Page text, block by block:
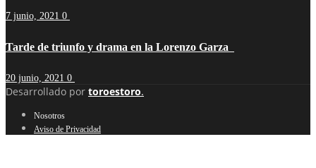
7 junio, 2021 0
Tarde de triunfo y drama en la Lorenzo Garza
20 junio, 2021 0
Desarrollado por toroestoro.
Nosotros
Aviso de Privacidad